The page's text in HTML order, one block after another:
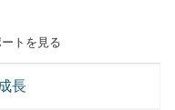
トを見る
長